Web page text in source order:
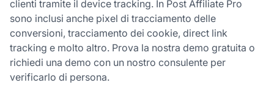
clienti tramite il device tracking. In Post Affiliate Pro
sono inclusi anche pixel di tracciamento delle
conversioni, tracciamento dei cookie, direct link
tracking e molto altro. Prova la nostra demo gratuita o
richiedi una demo con un nostro consulente per
verificarlo di persona.